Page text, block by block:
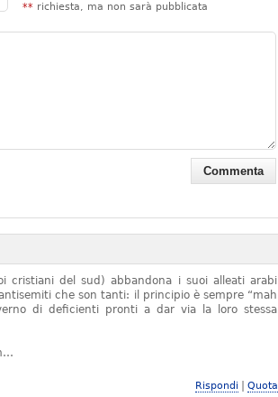
** richiesta, ma non sarà pubblicata
cristiani del sud) abbandona i suoi alleati arabi
che son tanti: il principio è sempre “mah
di deficienti pronti a dar via la loro stessa
Rispondi Quota